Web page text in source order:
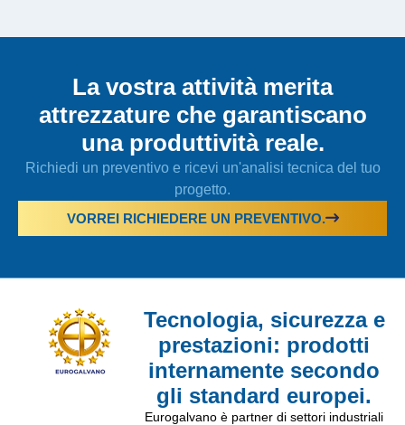
La vostra attività merita
attrezzature che garantiscano
una produttività reale.
Richiedi un preventivo e ricevi un'analisi tecnica del tuo
progetto.
VORREI RICHIEDERE UN PREVENTIVO.
Tecnologia, sicurezza e
prestazioni: prodotti
internamente secondo
gli standard europei.
Eurogalvano è partner di settori industriali